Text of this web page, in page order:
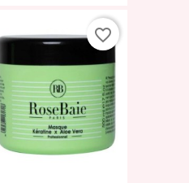
favorite_border